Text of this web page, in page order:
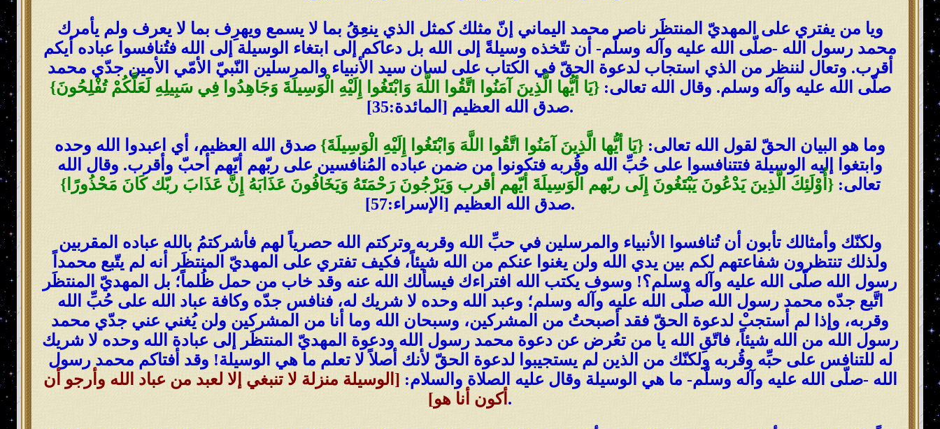
ويا من يفتري على المهديّ المنتظَر ناصر محمد اليماني إنّ مثلك كمثل الذي ينعِقُ بما لا يسمع ويهرِف بما لا يعرف ولم يأمرك
محمد رسول الله -صلّى الله عليه وآله وسلّم- أن تتّخذه وسيلةً إلى الله بل دعاكم إلى ابتغاء الوسيلة إلى الله فتُنافسوا عباده أيكم
أقرب. وتعال لننظر من الذي استجاب لدعوة الحقّ في الكتاب على لسان سيد الأنبياء والمرسلين النّبيّ الأمّي الأمين جدّي محمد
صلّى الله عليه وآله وسلم. وقال الله تعالى:{يَا أيُّها الَّذِينَ آمَنُوا اتَّقُوا اللَّهَ وَابْتَغُوا إِلَيْهِ الْوَسِيلَةَ وَجَاهِدُوا فِي سَبِيلِهِ لَعَلَّكُمْ تُفْلِحُونَ}
صدق الله العظيم [المائدة:35].
وما هو البيان الحقّ لقول الله تعالى: {يَا أيُّها الَّذِينَ آمَنُوا اتَّقُوا اللَّهَ وَابْتَغُوا إِلَيْهِ الْوَسِيلَةَ} صدق الله العظيم، أي اعبدوا الله وحده
وابتغوا إليه الوسيلة فتتنافسوا على حُبِّ الله وقُربه فتكونوا من ضمن عباده المُنافسين على ربّهم أيّهم أحبّ وأقرب. وقال الله
تعالى:{أُوْلَئِكَ الَّذِينَ يَدْعُونَ يَبْتَغُونَ إِلَى ربّهم الْوَسِيلَةَ أيّهم أقرب وَيَرْجُونَ رَحْمَتَهُ وَيَخَافُونَ عَذَابَهُ إِنَّ عَذَابَ ربّك كَانَ مَحْذُورًا}
صدق الله العظيم [الإسراء:57].
ولكنّك وأمثالك تأبون أن تُنافسوا الأنبياء والمرسلين في حبِّ الله وقربه وتركتم الله حصرياً لهم فأشركتمُ بالله عباده المقربين
ولذلك تنتظرون شفاعتهم لكم بين يدي الله ولن يغنوا عنكم من الله شيئاً، فكيف تفتري على المهديّ المنتظَر أنه لم يتّبع محمداً
رسول الله صلّى الله عليه وآله وسلم؟! وسوف يكتب الله افتراءك فيسألك الله عنه وقد خاب من حمل ظُلماً؛ بل المهديّ المنتظَر
اتَّبع جدّه محمد رسول الله صلّى الله عليه وآله وسلم؛ وعبد الله وحده لا شريك له، فنافس جدّه وكافة عباد الله على حُبِّ الله
وقربه، وإذا لم أستجبْ لدعوة الحقّ فقد أصبحتُ من المشركين، وسبحان الله وما أنا من المشركين ولن يُغني عني جدّي محمد
رسول الله من الله شيئاً، فاتّقِ الله يا من تعُرض عن دعوة محمد رسول الله ودعوة المهديّ المنتظَر إلى عبادة الله وحده لا شريك
له للتنافس على حبِّه وقُربه ولكنّك من الذين لم يستجيبوا لدعوة الحقّ لأنك أصلاً لا تعلم ما هي الوسيلة! وقد أفتاكم محمد رسول
الله -صلّى الله عليه وآله وسلّم- ما هي الوسيلة وقال عليه الصلاة والسلام: [الوسيلة منزلة لا تنبغي إلا لعبد من عباد الله وأرجو أن
أكون أنا هو] .